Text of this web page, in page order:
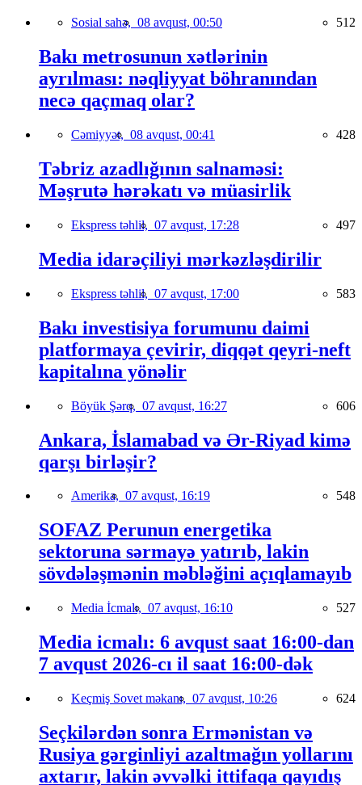
Sosial sahə, 08 avqust, 00:50 512
Bakı metrosunun xətlərinin
ayrılması: nəqliyyat böhranından
necə qaçmaq olar?
Cəmiyyət, 08 avqust, 00:41 428
Təbriz azadlığının salnaməsi:
Məşrutə hərəkatı və müasirlik
Ekspress təhlil, 07 avqust, 17:28 497
Media idarəçiliyi mərkəzləşdirilir
Ekspress təhlil, 07 avqust, 17:00 583
Bakı investisiya forumunu daimi
platformaya çevirir, diqqət qeyri-neft
kapitalına yönəlir
Böyük Şərq, 07 avqust, 16:27 606
Ankara, İslamabad və Ər-Riyad kimə
qarşı birləşir?
Amerika, 07 avqust, 16:19 548
SOFAZ Perunun energetika
sektoruna sərmayə yatırıb, lakin
sövdələşmənin məbləğini açıqlamayıb
Media İcmalı, 07 avqust, 16:10 527
Media icmalı: 6 avqust saat 16:00-dan
7 avqust 2026-cı il saat 16:00-dək
Keçmiş Sovet məkanı, 07 avqust, 10:26 624
Seçkilərdən sonra Ermənistan və
Rusiya gərginliyi azaltmağın yollarını
axtarır, lakin əvvəlki ittifaqa qayıdış